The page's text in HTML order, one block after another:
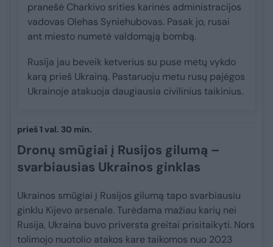
pranešė Charkivo srities karinės administracijos
vadovas Olehas Syniehubovas. Pasak jo, rusai
ant miesto numetė valdomąją bombą.
Rusija jau beveik ketverius su puse metų vykdo
karą prieš Ukrainą. Pastaruoju metu rusų pajėgos
Ukrainoje atakuoja daugiausia civilinius taikinius.
prieš 1 val. 30 min.
Dronų smūgiai į Rusijos gilumą –
svarbiausias Ukrainos ginklas
Ukrainos smūgiai į Rusijos gilumą tapo svarbiausiu
ginklu Kijevo arsenale. Turėdama mažiau karių nei
Rusija, Ukraina buvo priversta greitai prisitaikyti. Nors
tolimojo nuotolio atakos kare taikomos nuo 2023